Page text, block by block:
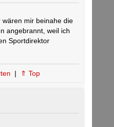
wären mir beinahe die
angebrannt, weil ich
Sportdirektor
| ⇑ Top